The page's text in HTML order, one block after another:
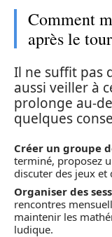
Comment
après le
Il ne suffit pas
aussi veiller à
prolonge au-
quelques
Créer un groupe
terminé, proposez
discuter des jeux et
Organiser des
rencontres
maintenir les
ludique.